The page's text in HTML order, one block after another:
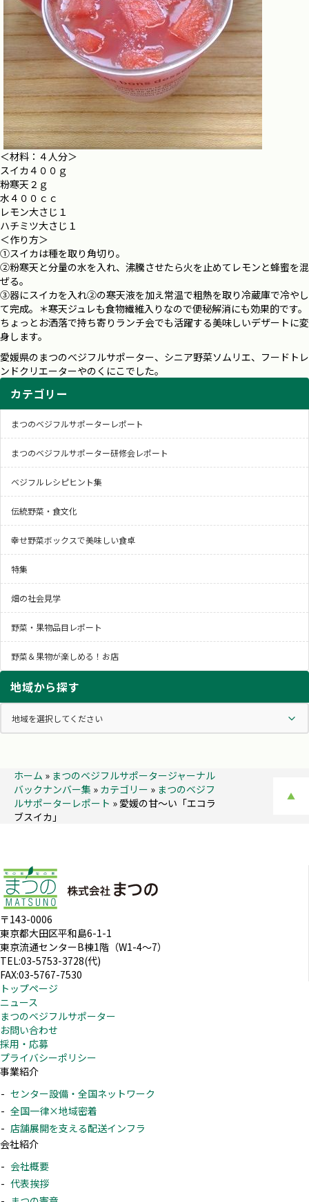
＜材料：４人分＞
スイカ４００ｇ
粉寒天２ｇ
水４００ｃｃ
レモン大さじ１
ハチミツ大さじ１
＜作り方＞
①スイカは種を取り角切り。
②粉寒天と分量の水を入れ、沸騰させたら火を止めてレモンと蜂蜜を混
ぜる。
③器にスイカを入れ②の寒天液を加え常温で粗熱を取り冷蔵庫で冷やし
て完成。＊寒天ジュレも食物繊維入りなので便秘解消にも効果的です。
ちょっとお洒落で持ち寄りランチ会でも活躍する美味しいデザートに変
身します。
愛媛県のまつのべジフルサポーター、シニア野菜ソムリエ、フードトレ
ンドクリエーターやのくにこでした。
カテゴリー
まつのベジフルサポーターレポート
まつのベジフルサポーター研修会レポート
ベジフルレシピヒント集
伝統野菜・食文化
幸せ野菜ボックスで美味しい食卓
特集
畑の社会見学
野菜・果物品目レポート
野菜＆果物が楽しめる！お店
地域から探す
ホーム » まつのベジフルサポータージャーナル
バックナンバー集 » カテゴリー » まつのベジフ
ルサポーターレポート » 愛媛の甘～い「エコラ
ブスイカ」
▲
〒143-0006
東京都大田区平和島6-1-1
東京流通センターB棟1階（W1-4～7）
TEL:03-5753-3728(代)
FAX:03-5767-7530
トップページ
ニュース
まつのベジフルサポーター
お問い合わせ
採用・応募
プライバシーポリシー
事業紹介
センター設備・全国ネットワーク
全国一律×地域密着
店舗展開を支える配送インフラ
会社紹介
会社概要
代表挨拶